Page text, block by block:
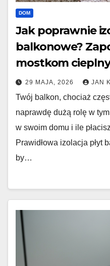
DOM
Jak poprawnie
balkonowe?
mostkom
29 MAJA, 2026 JAN
Twój balkon, chociaż
naprawdę dużą rolę w
w swoim domu i ile
Prawidłowa izolacja płyt
by…